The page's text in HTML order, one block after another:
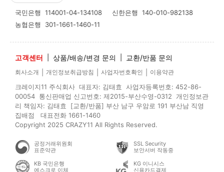
국민은행 114001-04-134108 신한은행 140-010-982138
농협은행 301-1661-1460-11
고객센터 상품/배송/변경 문의 교환/반품 문의
회사소개 개인정보취급방침 사업자번호확인 이용약관
크레이지11 주식회사 대표자: 김태효 사업자등록번호: 452-86-
00054 통신판매업 신고번호: 제2015-부산수영-0312 개인정보관
리 책임자: 김태효 [교환/반품] 부산 남구 우암로 191 부산남 직영
집배점 대표전화 1661-1460
Copyright 2025 CRAZY11 All Rights Reserved.
공정거래위원회
표준약관
SSL Security
보안서버 작동중
KB 국민은행
에스크로 이체
KG 이니시스
신용카드결제